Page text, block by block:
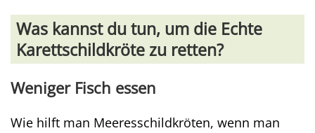
Was kannst du tun, um die Echte
Karettschildkröte zu retten?
Weniger Fisch essen
Wie hilft man Meeresschildkröten, wenn man